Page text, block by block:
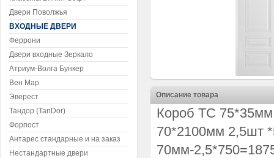
Описание товара
Короб ТС
70*2100мм 2,5шт
70мм-
Двери Поволжья
ВХОДНЫЕ ДВЕРИ
Феррони
Двери входные Зеркало
Атриум-Волга Бункер
Вен Мар
Эверест
Тандор (TanDor)
Форпост
Антарес стандарные и на заказ
Нестандартные двери